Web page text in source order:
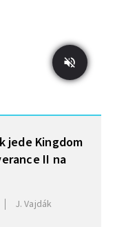
jede Kingdom
II na
J. Vajdák